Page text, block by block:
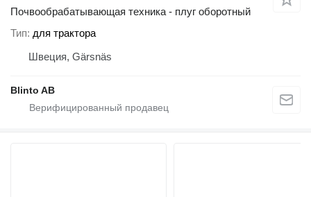
Почвообрабатывающая техника - плуг оборотный
Тип для трактора
Швеция, Gärsnäs
Blinto AB